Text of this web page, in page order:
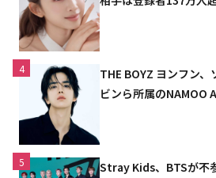
4
THE BOYZ ヨンフン
ビンら所属のNAMOO
5
Stray Kids、BTSが不